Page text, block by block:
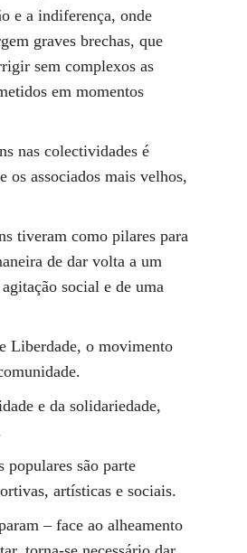
e a indiferença, onde
graves brechas, que
sem complexos as
em momentos
nas colectividades é
os associados mais velhos,
tiveram como pilares para
de dar volta a um
social e de uma
Liberdade, o movimento
e da solidariedade,
populares são parte
artísticas e sociais.
– face ao alheamento